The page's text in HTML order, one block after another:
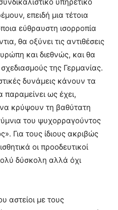
επειδή μια τέτοια
εύθραυστη ισορροπία
θα οξύνει τις αντιθέσεις
και διεθνώς, και θα
της Γερμανίας.
δυνάμεις κάνουν τα
ως έχει,
κρύψουν τη βαθύτατη
του ψυχορραγούντος
Για τους ίδιους ακριβώς
οι προοδευτικοί
δύσκολη αλλά όχι
αστείοι με τους